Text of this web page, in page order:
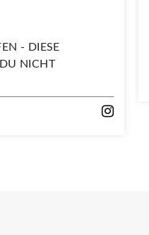
- DIESE
NICHT